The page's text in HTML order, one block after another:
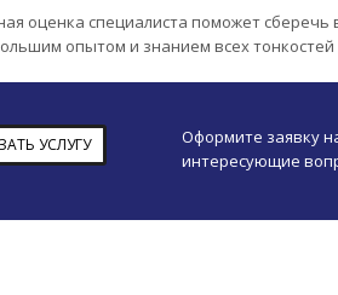
оценка специалиста поможет
опытом и знанием всех
УСЛУГУ
Оформите заявку
интересующие